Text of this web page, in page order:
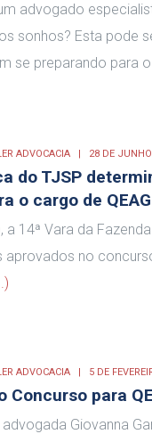
advogado
sonhos? Esta pode
se preparando para
ADVOCACIA 28 DE
do TJSP
o cargo de QEAG
14ª Vara da
no
ADVOCACIA 5 DE
Concurso para
advogada Giovanna